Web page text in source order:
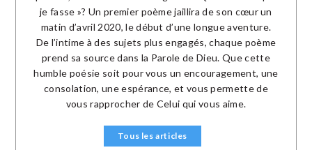
je fasse »? Un premier poème jaillira de son cœur un
matin d’avril 2020, le début d’une longue aventure.
De l’intime à des sujets plus engagés, chaque poème
prend sa source dans la Parole de Dieu. Que cette
humble poésie soit pour vous un encouragement, une
consolation, une espérance, et vous permette de
vous rapprocher de Celui qui vous aime.
Tous les articles